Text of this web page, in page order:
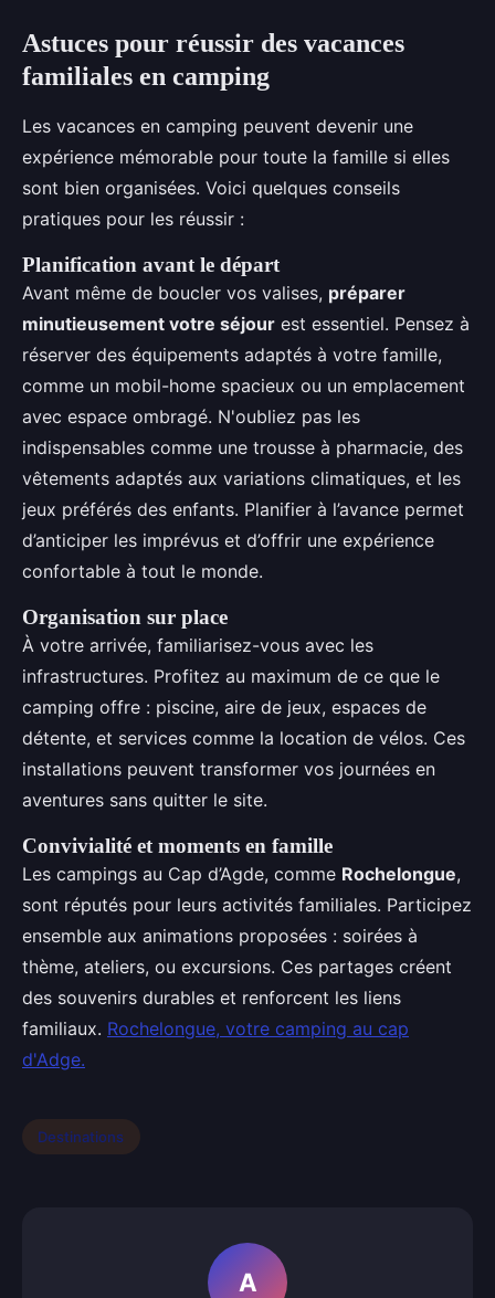
Astuces pour réussir des vacances
familiales en camping
Les vacances en camping peuvent devenir une
expérience mémorable pour toute la famille si elles
sont bien organisées. Voici quelques conseils
pratiques pour les réussir :
Planification avant le départ
Avant même de boucler vos valises, préparer
minutieusement votre séjour est essentiel. Pensez à
réserver des équipements adaptés à votre famille,
comme un mobil-home spacieux ou un emplacement
avec espace ombragé. N'oubliez pas les
indispensables comme une trousse à pharmacie, des
vêtements adaptés aux variations climatiques, et les
jeux préférés des enfants. Planifier à l’avance permet
d’anticiper les imprévus et d’offrir une expérience
confortable à tout le monde.
Organisation sur place
À votre arrivée, familiarisez-vous avec les
infrastructures. Profitez au maximum de ce que le
camping offre : piscine, aire de jeux, espaces de
détente, et services comme la location de vélos. Ces
installations peuvent transformer vos journées en
aventures sans quitter le site.
Convivialité et moments en famille
Les campings au Cap d’Agde, comme Rochelongue,
sont réputés pour leurs activités familiales. Participez
ensemble aux animations proposées : soirées à
thème, ateliers, ou excursions. Ces partages créent
des souvenirs durables et renforcent les liens
familiaux. Rochelongue, votre camping au cap
d'Adge.
Destinations
A